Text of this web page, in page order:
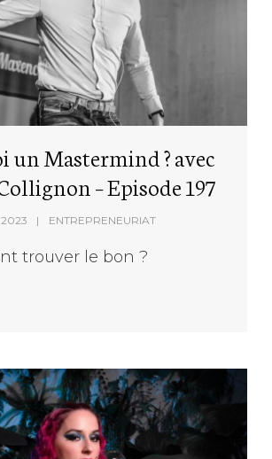
un Mastermind ? avec
– Episode 197
2023 ENTREPRENEURIAT
trouver le bon ?